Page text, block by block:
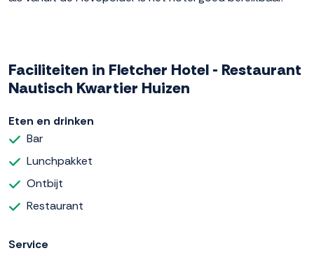
Faciliteiten in Fletcher Hotel - Restaurant
Nautisch Kwartier Huizen
Eten en drinken
Bar
Lunchpakket
Ontbijt
Restaurant
Service